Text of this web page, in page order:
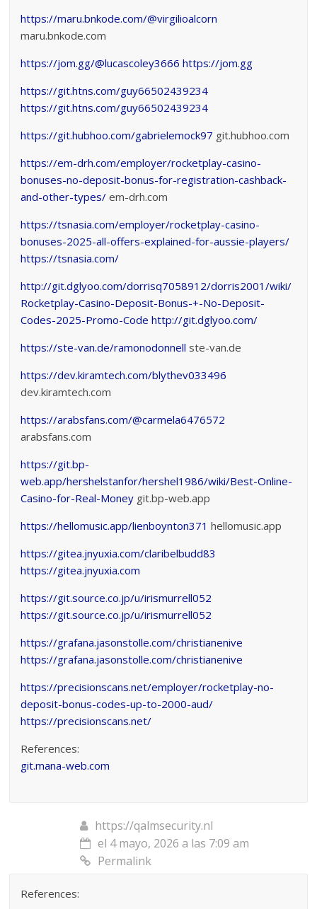
https://maru.bnkode.com/@virgilioalcorn
maru.bnkode.com
https://jom.gg/@lucascoley3666 https://jom.gg
https://git.htns.com/guy66502439234
https://git.htns.com/guy66502439234
https://git.hubhoo.com/gabrielemock97 git.hubhoo.com
https://em-drh.com/employer/rocketplay-casino-
bonuses-no-deposit-bonus-for-registration-cashback-
and-other-types/ em-drh.com
https://tsnasia.com/employer/rocketplay-casino-
bonuses-2025-all-offers-explained-for-aussie-players/
https://tsnasia.com/
http://git.dglyoo.com/dorrisq7058912/dorris2001/wiki/
Rocketplay-Casino-Deposit-Bonus-+-No-Deposit-
Codes-2025-Promo-Code http://git.dglyoo.com/
https://ste-van.de/ramonodonnell ste-van.de
https://dev.kiramtech.com/blythev033496
dev.kiramtech.com
https://arabsfans.com/@carmela6476572
arabsfans.com
https://git.bp-
web.app/hershelstanfor/hershel1986/wiki/Best-Online-
Casino-for-Real-Money git.bp-web.app
https://hellomusic.app/lienboynton371 hellomusic.app
https://gitea.jnyuxia.com/claribelbudd83
https://gitea.jnyuxia.com
https://git.source.co.jp/u/irismurrell052
https://git.source.co.jp/u/irismurrell052
https://grafana.jasonstolle.com/christianenive
https://grafana.jasonstolle.com/christianenive
https://precisionscans.net/employer/rocketplay-no-
deposit-bonus-codes-up-to-2000-aud/
https://precisionscans.net/
References:
git.mana-web.com
https://qalmsecurity.nl
el 4 mayo, 2026 a las 7:09 am
Permalink
References: